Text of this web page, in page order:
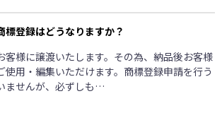
標登録はどうなりますか？
客様に譲渡いたします。その為、納品後お客様
使用・編集いただけます。商標登録申請を行う
ませんが、必ずしも…